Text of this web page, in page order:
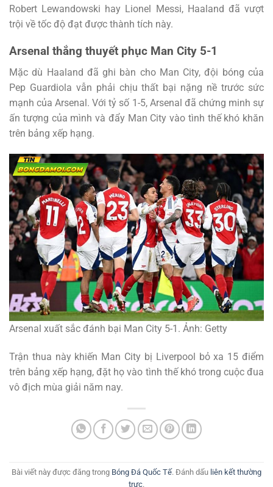
Robert Lewandowski hay Lionel Messi, Haaland đã vượt
trội về tốc độ đạt được thành tích này.
Arsenal thắng thuyết phục Man City 5-1
Mặc dù Haaland đã ghi bàn cho Man City, đội bóng của
Pep Guardiola vẫn phải chịu thất bại nặng nề trước sức
mạnh của Arsenal. Với tỷ số 1-5, Arsenal đã chứng minh sự
ấn tượng của mình và đẩy Man City vào tình thế khó khăn
trên bảng xếp hạng.
Arsenal xuất sắc đánh bại Man City 5-1. Ảnh: Getty
Trận thua này khiến Man City bị Liverpool bỏ xa 15 điểm
trên bảng xếp hạng, đặt họ vào tình thế khó trong cuộc đua
vô địch mùa giải năm nay.
Bài viết này được đăng trong Bóng Đá Quốc Tế. Đánh dấu liên kết thường
trực.